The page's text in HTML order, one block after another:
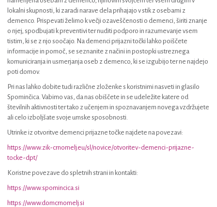
lokalni skupnosti, ki zaradi narave dela prihajajo v stik z osebami z
demenco. Prispevati želimo k večji ozaveščenosti o demenci, širiti znanje
o njej, spodbujati k preventivi ter nuditi podporo in razumevanje vsem
tistim, ki se z njo soočajo. Na demenci prijazni točki lahko poiščete
informacije in pomoč, se seznanite z načini in postopki ustreznega
komuniciranja in usmerjanja oseb z demenco, ki se izgubijo ter ne najdejo
poti domov.
Pri nas lahko dobite tudi različne zloženke s koristnimi nasveti in glasilo
Spominčica. Vabimo vas, da nas obiščete in se udeležite katere od
številnih aktivnosti ter tako z učenjem in spoznavanjem novega vzdržujete
ali celo izboljšate svoje umske sposobnosti.
Utrinke iz otvoritve demenci prijazne točke najdete na povezavi:
https://www.zik-crnomelj.eu/sl/novice/otvoritev-demenci-prijazne-
tocke-dpt/
Koristne povezave do spletnih strani in kontakti:
https://www.spomincica.si
https://www.domcrnomelj.si